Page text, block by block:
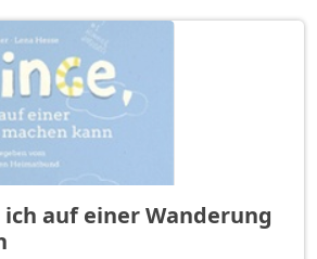
ich auf einer Wanderung